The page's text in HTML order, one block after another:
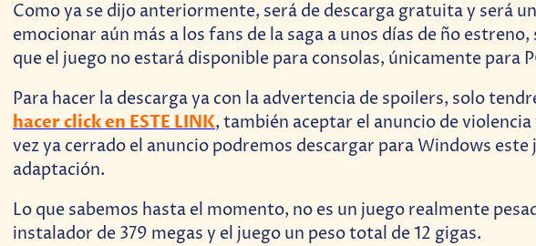
Como ya se dijo anteriormente, será de descarga gratuita y será
emocionar aún más a los fans de la saga a unos días de ño
que el juego no estará disponible para consolas, únicamente para
Para hacer la descarga ya con la advertencia de spoilers, solo
hacer click en ESTE LINK, también aceptar el anuncio de
vez ya cerrado el anuncio podremos descargar para Windows este
adaptación.
Lo que sabemos hasta el momento, no es un juego realmente
instalador de 379 megas y el juego un peso total de 12 gigas.